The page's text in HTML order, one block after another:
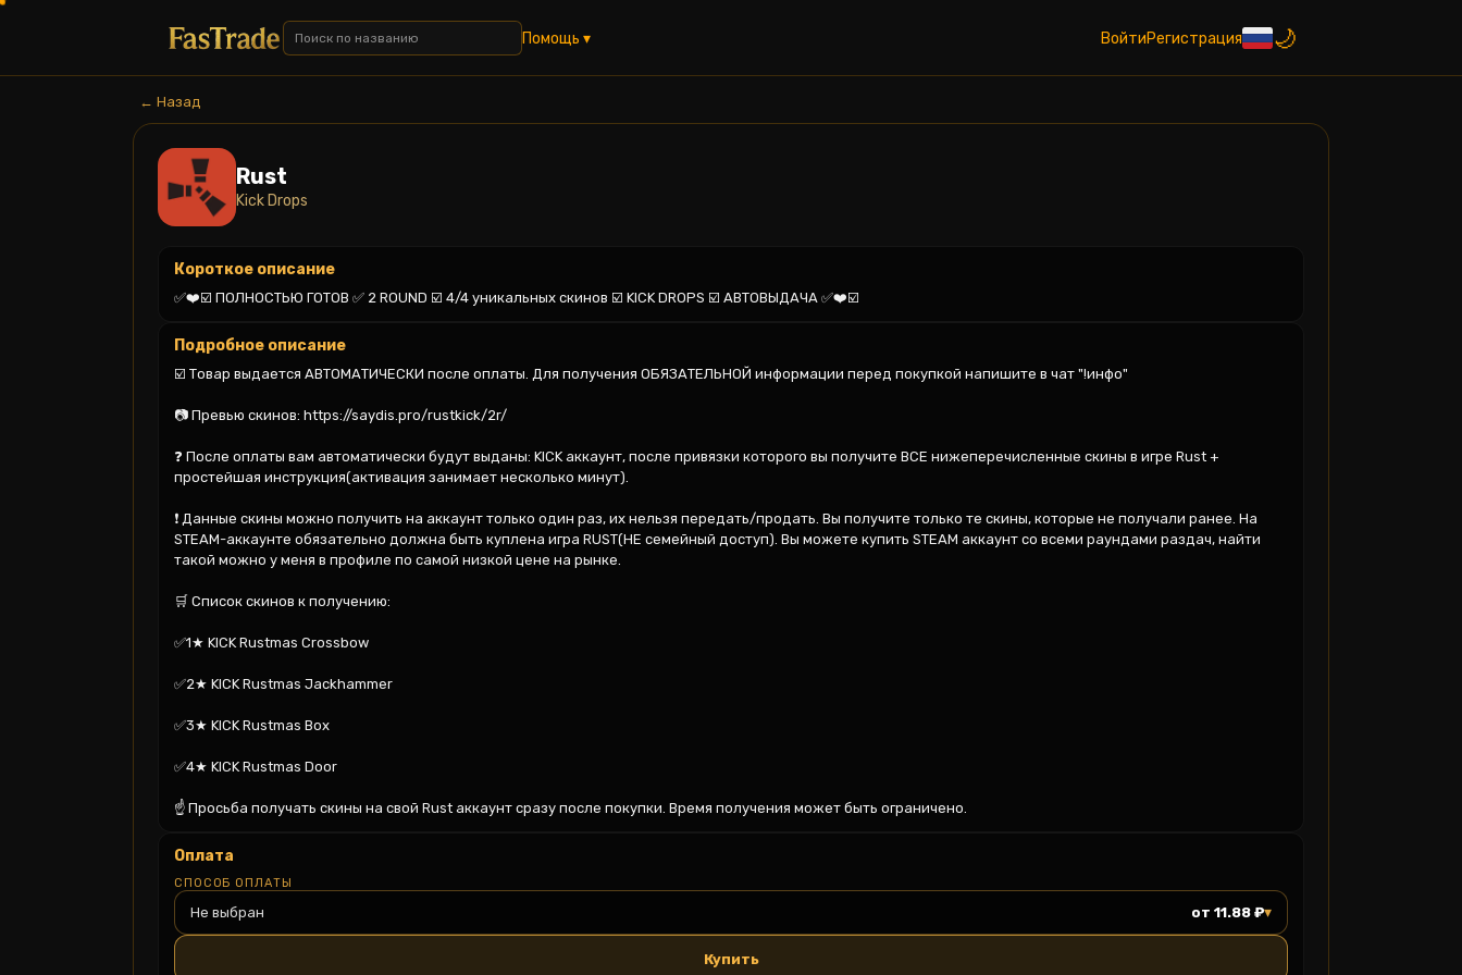
Помощь ▾ ВойтиРегистрация
← Назад
Rust
Kick Drops
Короткое описание
✅❤️☑️ ПОЛНОСТЬЮ ГОТОВ ✅ 2 ROUND ☑️ 4/4 уникальных скинов ☑️ KICK DROPS ☑️ АВТОВЫДАЧА ✅❤️☑️
Подробное описание
☑️ Товар выдается АВТОМАТИЧЕСКИ после оплаты. Для получения ОБЯЗАТЕЛЬНОЙ информации перед покупкой напишите в чат "!инфо"
📷 Превью скинов: https://saydis.pro/rustkick/2r/
❓ После оплаты вам автоматически будут выданы: KICK аккаунт, после привязки которого вы получите ВСЕ нижеперечисленные скины в игре Rust +
простейшая инструкция(активация занимает несколько минут).
❗ Данные скины можно получить на аккаунт только один раз, их нельзя передать/продать. Вы получите только те скины, которые не получали ранее. На
STEAM-аккаунте обязательно должна быть куплена игра RUST(НЕ семейный доступ). Вы можете купить STEAM аккаунт со всеми раундами раздач, найти
такой можно у меня в профиле по самой низкой цене на рынке.
🛒 Список скинов к получению:
✅1★ KICK Rustmas Crossbow
✅2★ KICK Rustmas Jackhammer
✅3★ KICK Rustmas Box
✅4★ KICK Rustmas Door
☝ Просьба получать скины на свой Rust аккаунт сразу после покупки. Время получения может быть ограничено.
Оплата
СПОСОБ ОПЛАТЫ
Не выбран от 11.88 ₽▾
Купить